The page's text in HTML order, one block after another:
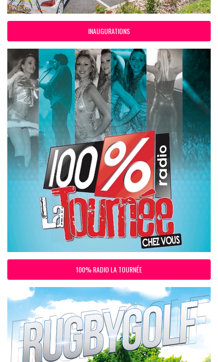
INAUGURATIONS
100% RADIO LA TOURNÉE